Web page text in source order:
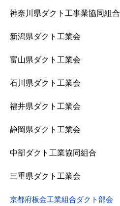
神奈川県ダクト工事業協同組合
新潟県ダクト工業会
富山県ダクト工業会
石川県ダクト工業会
福井県ダクト工業会
静岡県ダクト工業会
中部ダクト工業協同組合
三重県ダクト工業会
京都府板金工業組合ダクト部会